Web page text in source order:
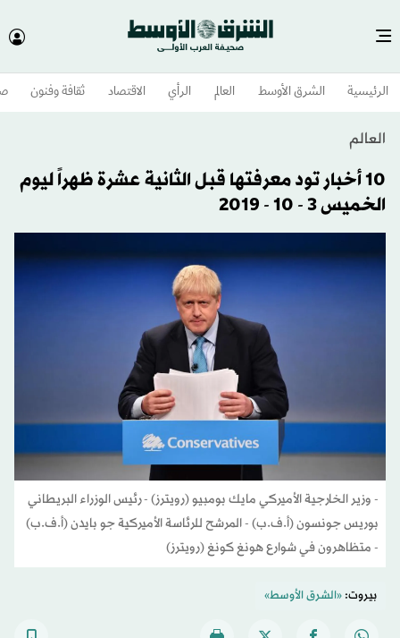
الرئيسية الشرق الأوسط​ العالم الرأي الاقتصاد ثقافة وفنون
العالم
10 أخبار تود معرفتها قبل الثانية عشرة ظهراً ليوم
الخميس 3 - 10 - 2019
- وزير الخارجية الأميركي مايك بومبيو (رويترز) - رئيس الوزراء البريطاني
بوريس جونسون (أ.ف.ب) - المرشح للرئاسة الأميركية جو بايدن (أ.ف.ب)
- متظاهرون في شوارع هونغ كونغ (رويترز)
بيروت:«الشرق الأوسط»